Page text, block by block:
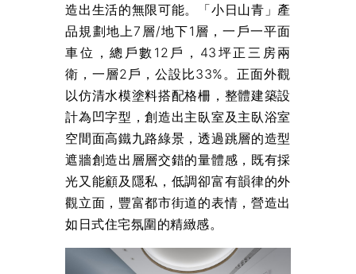
造出生活的無限可能。「小日山青」產
品規劃地上7層/地下1層，一戶一平面
車位，總戶數12戶，43坪正三房兩
衛，一層2戶，公設比33%。正面外觀
以仿清水模塗料搭配格柵，整體建築設
計為凹字型，創造出主臥室及主臥浴室
空間面高鐵九路綠景，透過跳層的造型
遮牆創造出層層交錯的量體感，既有採
光又能顧及隱私，低調卻富有韻律的外
觀立面，豐富都市街道的表情，營造出
如日式住宅氛圍的精緻感。